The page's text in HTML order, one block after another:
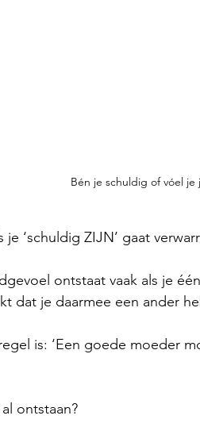
Bén je schuldig of vóel je
‘schuldig ZIJN’ gaat
ontstaat vaak als je
dat je daarmee een ander
is: ‘Een goede moeder
ontstaan?